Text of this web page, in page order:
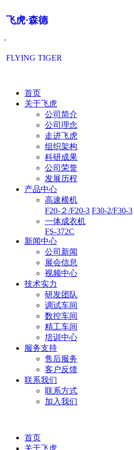
飞虎·森德
FLYING TIGER
首页
关于飞虎
公司简介
公司理念
走进飞虎
组织架构
科研成果
公司荣誉
发展历程
产品中心
高速横机
F20-２/F20-3 F30-2/F30-3
一体成衣机
FS-372C
新闻中心
公司新闻
展会信息
视频中心
技术实力
研发团队
调试车间
数控车间
精工车间
培训中心
服务支持
售后服务
客户反馈
联系我们
联系方式
加入我们
首页